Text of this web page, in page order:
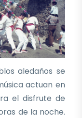
aledaños se
actuan en
el disfrute de
de la noche.